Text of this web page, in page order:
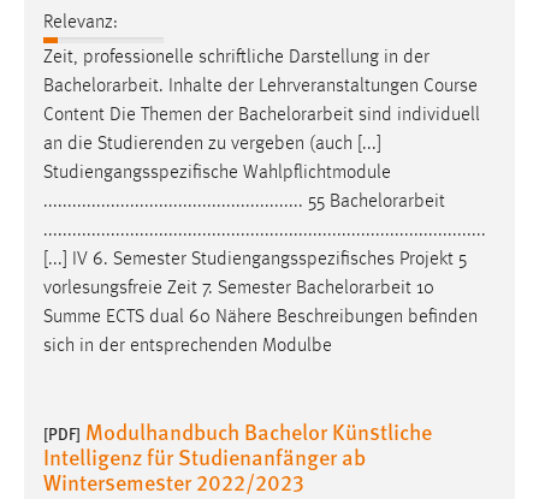
Relevanz:
Zeit, professionelle schriftliche Darstellung in der
Bachelorarbeit. Inhalte der Lehrveranstaltungen Course
Content Die Themen der Bachelorarbeit sind individuell
an die Studierenden zu vergeben (auch [...]
Studiengangsspezifische Wahlpflichtmodule
...................................................... 55 Bachelorarbeit
............................................................................................
[...] IV 6. Semester Studiengangsspezifisches Projekt 5
vorlesungsfreie Zeit 7. Semester Bachelorarbeit 10
Summe ECTS dual 60 Nähere Beschreibungen befinden
sich in der entsprechenden Modulbe
[PDF] Modulhandbuch Bachelor Künstliche
Intelligenz für Studienanfänger ab
Wintersemester 2022/2023